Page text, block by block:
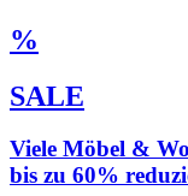
%
SALE
Viele Möbel &
bis zu 60%